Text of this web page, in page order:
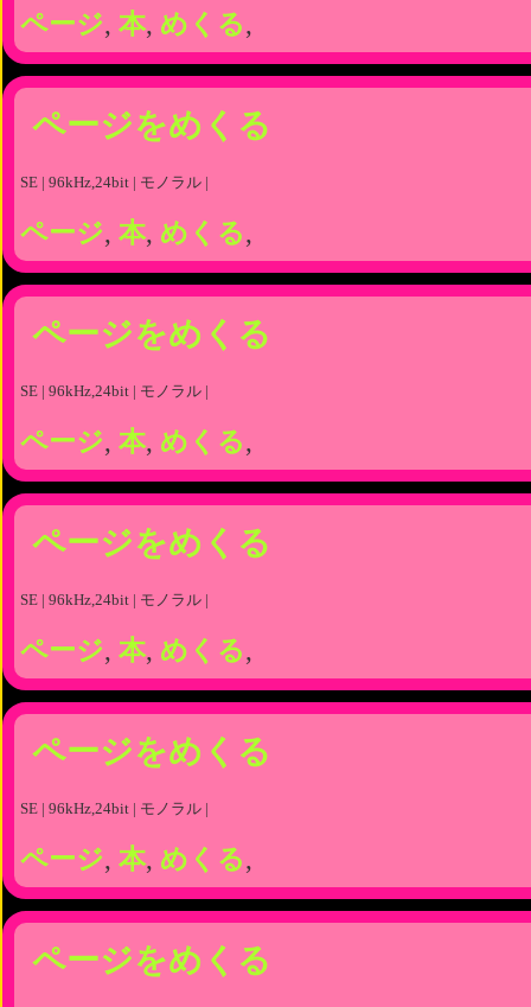
ページ, 本, めくる,
ページをめくる
SE | 96kHz,24bit | モノラル |
ページ, 本, めくる,
ページをめくる
SE | 96kHz,24bit | モノラル |
ページ, 本, めくる,
ページをめくる
SE | 96kHz,24bit | モノラル |
ページ, 本, めくる,
ページをめくる
SE | 96kHz,24bit | モノラル |
ページ, 本, めくる,
ページをめくる